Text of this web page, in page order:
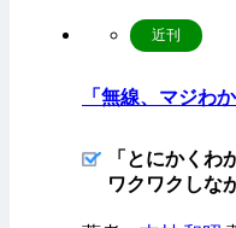
「無線、マジわ
近刊
「とにかくわ
ワクワクしな